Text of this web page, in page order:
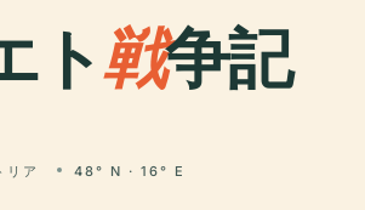
ト戦争記
リア 48° N · 16° E